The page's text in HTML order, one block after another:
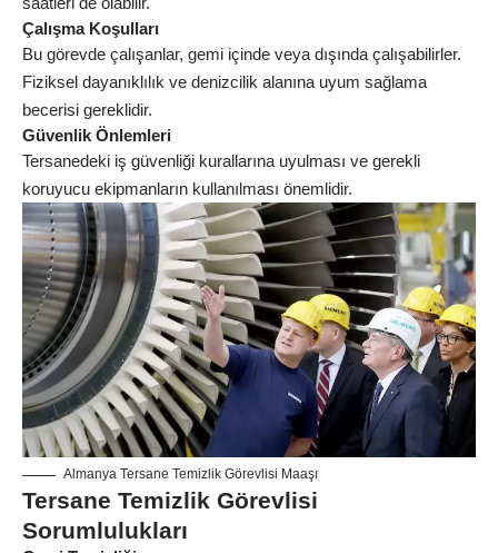
Çalışma Koşulları
Bu görevde çalışanlar, gemi içinde veya dışında çalışabilirler.
Fiziksel dayanıklılık ve denizcilik alanına uyum sağlama
becerisi gereklidir.
Güvenlik Önlemleri
Tersanedeki iş güvenliği kurallarına uyulması ve gerekli
koruyucu ekipmanların kullanılması önemlidir.
Almanya Tersane Temizlik Görevlisi Maaşı
Tersane Temizlik Görevlisi
Sorumlulukları